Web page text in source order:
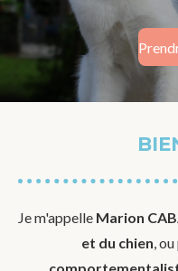
Je m'appelle Marion
et du chien,